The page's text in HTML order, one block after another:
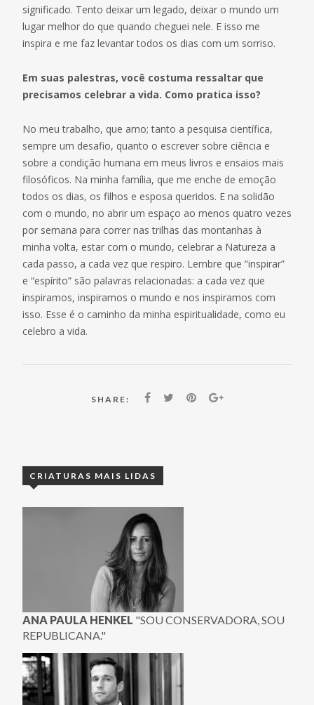
significado. Tento deixar um legado, deixar o mundo um
lugar melhor do que quando cheguei nele. E isso me
inspira e me faz levantar todos os dias com um sorriso.
Em suas palestras, você costuma ressaltar que
precisamos celebrar a vida. Como pratica isso?
No meu trabalho, que amo; tanto a pesquisa científica,
sempre um desafio, quanto o escrever sobre ciência e
sobre a condição humana em meus livros e ensaios mais
filosóficos. Na minha família, que me enche de emoção
todos os dias, os filhos e esposa queridos. E na solidão
com o mundo, no abrir um espaço ao menos quatro vezes
por semana para correr nas trilhas das montanhas à
minha volta, estar com o mundo, celebrar a Natureza a
cada passo, a cada vez que respiro. Lembre que “inspirar”
e “espírito” são palavras relacionadas: a cada vez que
inspiramos, inspiramos o mundo e nos inspiramos com
isso. Esse é o caminho da minha espiritualidade, como eu
celebro a vida.
SHARE:
CRIATURAS MAIS LIDAS
ANA PAULA HENKEL "SOU CONSERVADORA, SOU
REPUBLICANA."